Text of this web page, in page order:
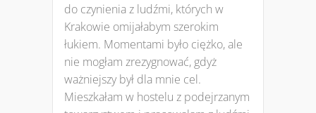
do czynienia z ludźmi, których w
Krakowie omijałabym szerokim
łukiem. Momentami było ciężko, ale
nie mogłam zrezygnować, gdyż
ważniejszy był dla mnie cel.
Mieszkałam w hostelu z podejrzanym